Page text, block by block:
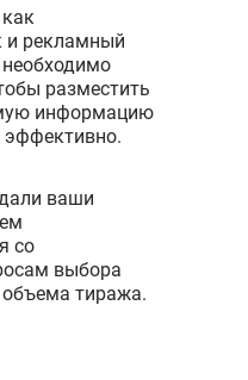
и рекламный
разместить
информацию
эффективно.
ваши
со
выбора
тиража.